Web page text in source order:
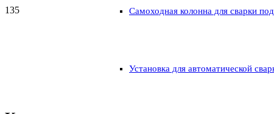
Самоходная колонна для сварки
Установка для автоматической